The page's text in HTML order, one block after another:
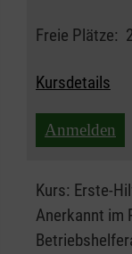
Freie Plätze:
Kursdetails
Anmelden
Kurs: Erste-
Anerkannt im